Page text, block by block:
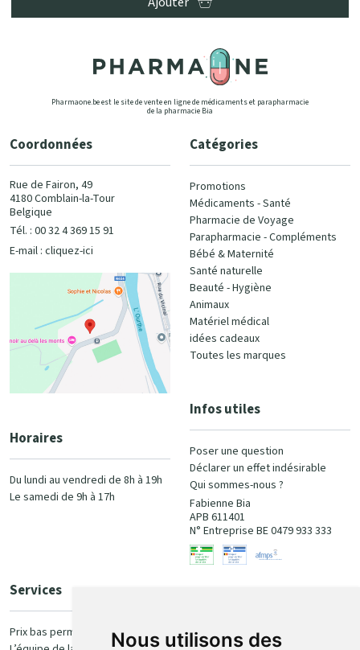
Nous utilisons des
Pharmaone.be est le site de vente en ligne de médicaments et parapharmacie
de la pharmacie Bia
Coordonnées
Rue de Fairon, 49
4180 Comblain-la-Tour
Belgique
Tél. : 00 32 4 369 15 91
E-mail : cliquez-ici
Horaires
Du lundi au vendredi de 8h à 19h
Le samedi de 9h à 17h
Catégories
Promotions
Médicaments - Santé
Pharmacie de Voyage
Parapharmacie - Compléments
Bébé & Maternité
Santé naturelle
Beauté - Hygiène
Animaux
Matériel médical
idées cadeaux
Toutes les marques
Infos utiles
Poser une question
Déclarer un effet indésirable
Qui sommes-nous ?
Fabienne Bia
APB 611401
N° Entreprise BE 0479 933 333
Services
Prix bas permanent